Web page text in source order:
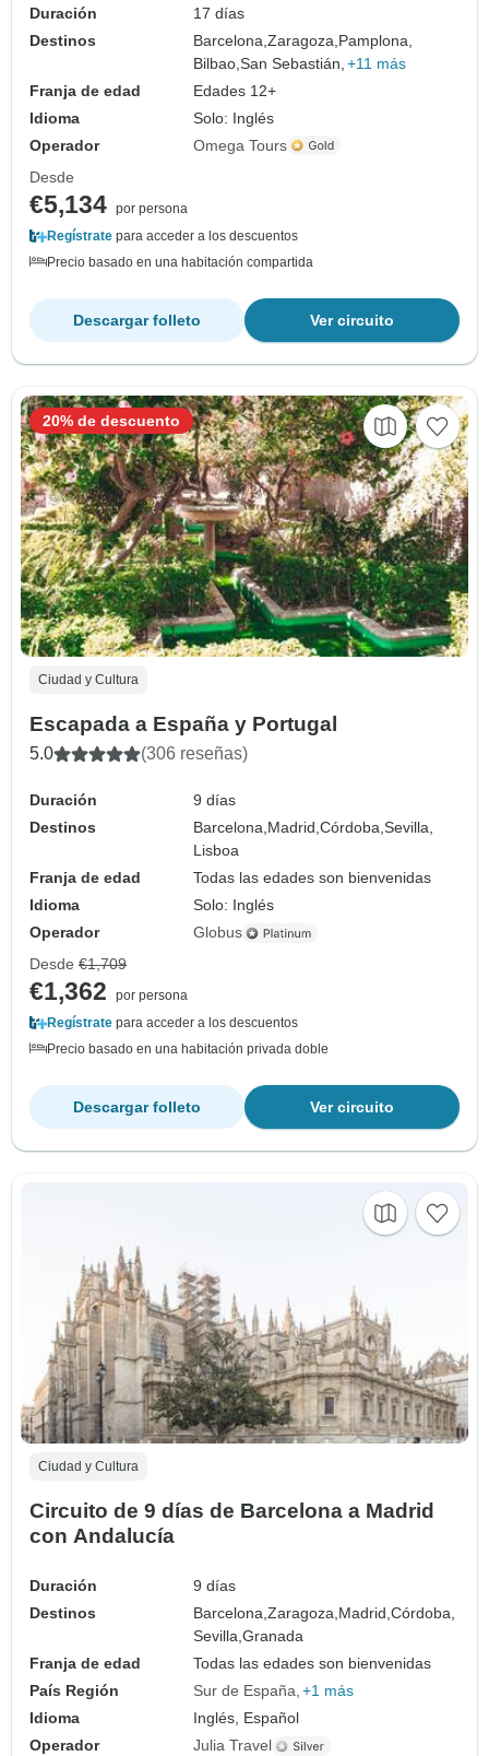
Duración
17 días
Destinos
Barcelona,Zaragoza, Pamplona,
Bilbao,San Sebastián, +11 más
Franja de edad
Edades 12+
Idioma
Solo: Inglés
Operador
Omega Tours
Desde
€5,134 por persona
Regístrate para acceder a los descuentos
Precio basado en una habitación compartida
Ver circuito
Descargar folleto
Ciudad y Cultura
Escapada a España y Portugal
5.0 (306 reseñas)
Duración
9 días
Destinos
Barcelona, Madrid,Córdoba,Sevilla,
Lisboa
Franja de edad
Todas las edades son bienvenidas
Idioma
Solo: Inglés
Operador
Globus
20% de descuento
Desde €1,709
€1,362
por persona
Regístrate para acceder a los descuentos
Precio basado en una habitación privada doble
Ver circuito
Descargar folleto
Ciudad y Cultura
Circuito de 9 días de Barcelona a Madrid
con Andalucía
Duración
9 días
Destinos
Barcelona,Zaragoza,Madrid,Córdoba,
Sevilla,Granada
Franja de edad
Todas las edades son bienvenidas
País Región
Sur de España +1 más
Idioma
Inglés, Español
Operador
Julia Travel